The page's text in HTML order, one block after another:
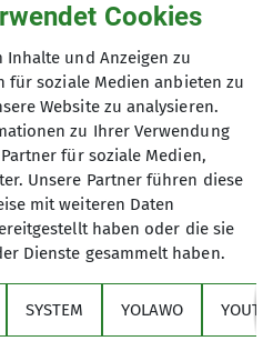
um als Fahrer oder
und unkompliziert
des Teams Homepage
Fühlt man sich
Dschungelbuch erinnert,
gar nichts zu tun.
Summit Club-Reisende.
Cookies
Inhalte und Anzeigen zu
für soziale Medien anbieten zu
Website zu analysieren.
zu Ihrer Verwendung
für soziale Medien,
Unsere Partner führen diese
mit weiteren Daten
haben oder die sie
Dienste gesammelt haben.
SYSTEM YOLAWO